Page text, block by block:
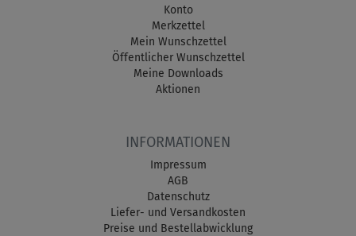
Konto
Merkzettel
Mein Wunschzettel
Öffentlicher Wunschzettel
Meine Downloads
Aktionen
INFORMATIONEN
Impressum
AGB
Datenschutz
Liefer- und Versandkosten
Preise und Bestellabwicklung